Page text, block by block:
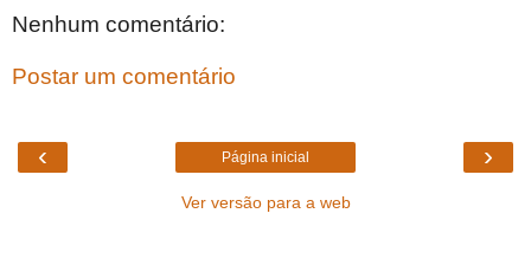
Nenhum comentário:
Postar um comentário
‹ ›
Página inicial
Ver versão para a web